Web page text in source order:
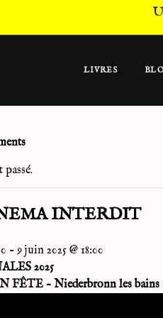
LIVRES
passé.
INTERDIT
- 9 juin 2025 @ 18:00
2025
FÊTE – Niederbronn les bains